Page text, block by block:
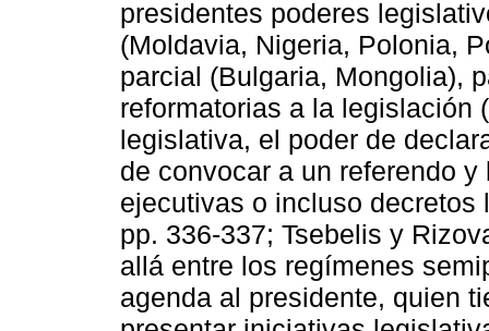
presidentes poderes
(Moldavia, Nigeria, Polonia,
parcial (Bulgaria, Mongolia),
reformatorias a la legislación
legislativa, el poder de
de convocar a un referendo
ejecutivas o incluso decretos
pp. 336-337; Tsebelis y
allá entre los regímenes
agenda al presidente, quien